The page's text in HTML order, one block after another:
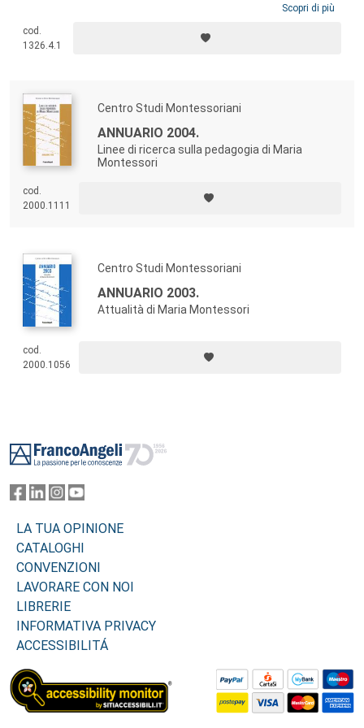
psicologici e didattici alla base dell’approccio innovativo costruito dalla
aspetti metodologici che caratterizzano l’organizzazione dell’ambiente
d’apprendimento, ne discute le possibilità applicative all’interno dei
Scopri di più
cod.
1326.4.1
Centro Studi Montessoriani
ANNUARIO 2004.
Linee di ricerca sulla pedagogia di Maria
Montessori
cod.
2000.1111
Centro Studi Montessoriani
ANNUARIO 2003.
Attualità di Maria Montessori
cod.
2000.1056
LA TUA OPINIONE
CATALOGHI
CONVENZIONI
LAVORARE CON NOI
LIBRERIE
INFORMATIVA PRIVACY
ACCESSIBILITÁ